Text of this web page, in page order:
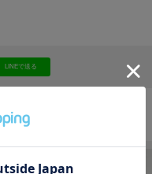
LINEで送る